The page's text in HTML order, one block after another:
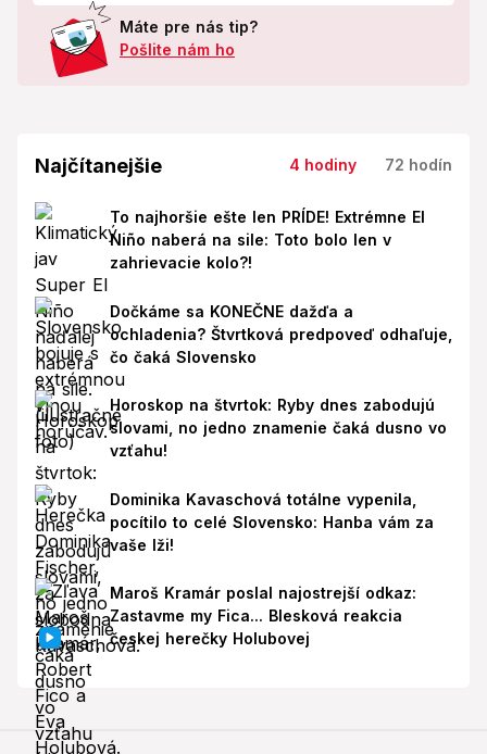
Máte pre nás tip?
Pošlite nám ho
Najčítanejšie 4 hodiny 72 hodín
To najhoršie ešte len PRÍDE! Extrémne El
Niño naberá na sile: Toto bolo len v
zahrievacie kolo?!
Dočkáme sa KONEČNE dažďa a
ochladenia? Štvrtková predpoveď odhaľuje,
čo čaká Slovensko
Horoskop na štvrtok: Ryby dnes zabodujú
slovami, no jedno znamenie čaká dusno vo
vzťahu!
Dominika Kavaschová totálne vypenila,
pocítilo to celé Slovensko: Hanba vám za
vaše lži!
Maroš Kramár poslal najostrejší odkaz:
Zastavme my Fica... Blesková reakcia
českej herečky Holubovej